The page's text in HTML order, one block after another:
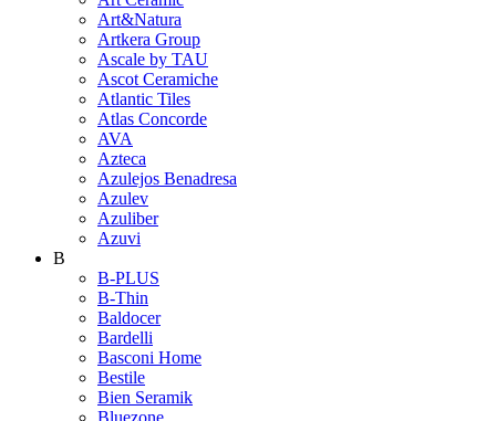
Art&Natura
Artkera Group
Ascale by TAU
Ascot Ceramiche
Atlantic Tiles
Atlas Concorde
AVA
Azteca
Azulejos Benadresa
Azulev
Azuliber
Azuvi
B
B-PLUS
B-Thin
Baldocer
Bardelli
Basconi Home
Bestile
Bien Seramik
Bluezone